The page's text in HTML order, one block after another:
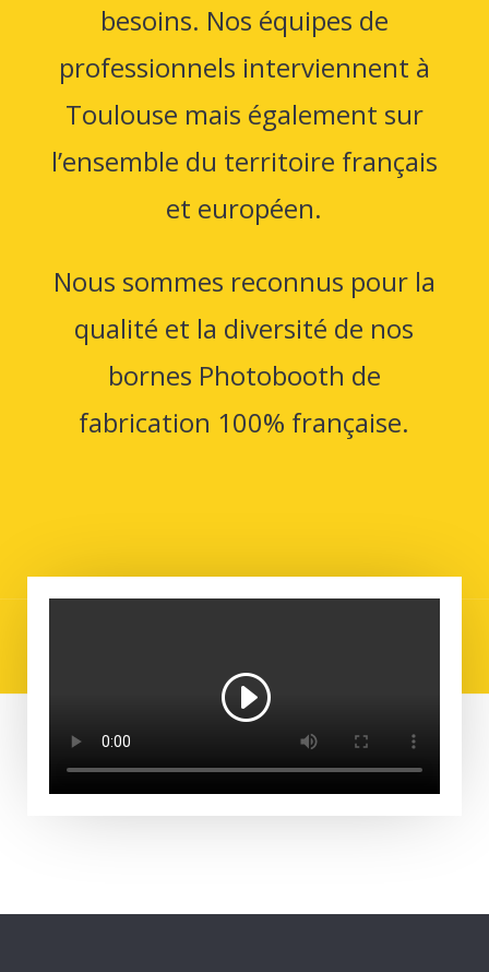
besoins. Nos équipes de
professionnels interviennent à
Toulouse mais également sur
l’ensemble du territoire français
et européen.
Nous sommes reconnus pour la
qualité et la diversité de nos
bornes Photobooth de
fabrication 100% française.